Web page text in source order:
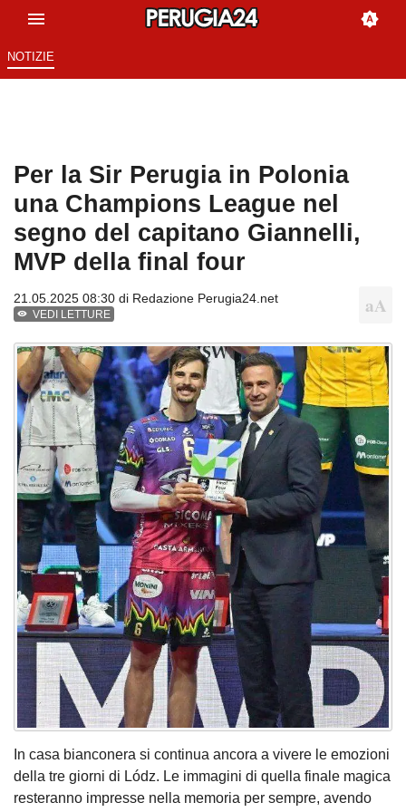
NOTIZIE
Per la Sir Perugia in Polonia
una Champions League nel
segno del capitano Giannelli,
MVP della final four
21.05.2025 08:30 di Redazione Perugia24.net
VEDI LETTURE
In casa bianconera si continua ancora a vivere le emozioni
della tre giorni di Lódz. Le immagini di quella finale magica
resteranno impresse nella memoria per sempre, avendo